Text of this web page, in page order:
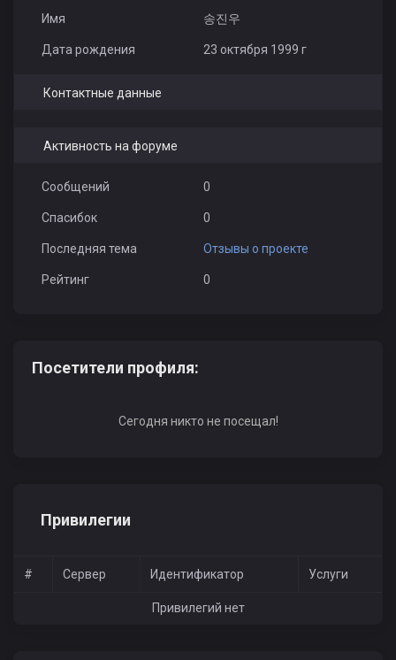
Имя 송진우
Дата рождения 23 октября 1999 г
Контактные данные
Активность на форуме
Сообщений 0
Спасибок 0
Последняя тема Отзывы о проекте
Рейтинг 0
Посетители профиля:
Сегодня никто не посещал!
Привилегии
# Сервер Идентификатор Услуги
Привилегий нет